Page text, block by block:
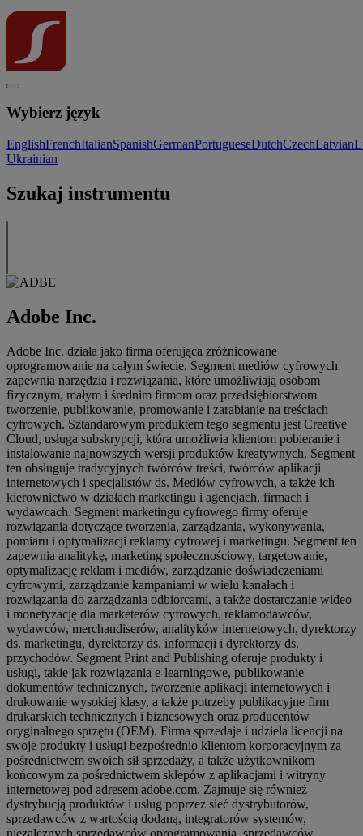
Wybierz język
EnglishFrenchItalianSpanishGermanPortugueseDutchCzechLatvian
Ukrainian
Szukaj instrumentu
Adobe Inc.
Adobe Inc. działa jako firma oferująca zróżnicowane
oprogramowanie na całym świecie. Segment mediów cyfrowych
zapewnia narzędzia i rozwiązania, które umożliwiają osobom
fizycznym, małym i średnim firmom oraz przedsiębiorstwom
tworzenie, publikowanie, promowanie i zarabianie na treściach
cyfrowych. Sztandarowym produktem tego segmentu jest Creative
Cloud, usługa subskrypcji, która umożliwia klientom pobieranie i
instalowanie najnowszych wersji produktów kreatywnych. Segment
ten obsługuje tradycyjnych twórców treści, twórców aplikacji
internetowych i specjalistów ds. Mediów cyfrowych, a także ich
kierownictwo w działach marketingu i agencjach, firmach i
wydawcach. Segment marketingu cyfrowego firmy oferuje
rozwiązania dotyczące tworzenia, zarządzania, wykonywania,
pomiaru i optymalizacji reklamy cyfrowej i marketingu. Segment ten
zapewnia analitykę, marketing społecznościowy, targetowanie,
optymalizację reklam i mediów, zarządzanie doświadczeniami
cyfrowymi, zarządzanie kampaniami w wielu kanałach i
rozwiązania do zarządzania odbiorcami, a także dostarczanie wideo
i monetyzację dla marketerów cyfrowych, reklamodawców,
wydawców, merchandiserów, analityków internetowych, dyrektorzy
ds. marketingu, dyrektorzy ds. informacji i dyrektorzy ds.
przychodów. Segment Print and Publishing oferuje produkty i
usługi, takie jak rozwiązania e-learningowe, publikowanie
dokumentów technicznych, tworzenie aplikacji internetowych i
drukowanie wysokiej klasy, a także potrzeby publikacyjne firm
drukarskich technicznych i biznesowych oraz producentów
oryginalnego sprzętu (OEM). Firma sprzedaje i udziela licencji na
swoje produkty i usługi bezpośrednio klientom korporacyjnym za
pośrednictwem swoich sił sprzedaży, a także użytkownikom
końcowym za pośrednictwem sklepów z aplikacjami i witryny
internetowej pod adresem adobe.com. Zajmuje się również
dystrybucją produktów i usług poprzez sieć dystrybutorów,
sprzedawców z wartością dodaną, integratorów systemów,
niezależnych sprzedawców oprogramowania, sprzedawców